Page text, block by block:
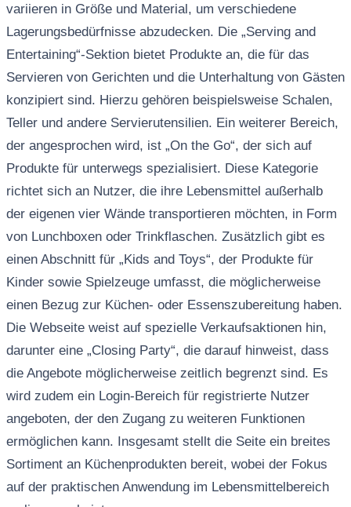
variieren in Größe und Material, um verschiedene
Lagerungsbedürfnisse abzudecken. Die „Serving and
Entertaining“-Sektion bietet Produkte an, die für das
Servieren von Gerichten und die Unterhaltung von Gästen
konzipiert sind. Hierzu gehören beispielsweise Schalen,
Teller und andere Servierutensilien. Ein weiterer Bereich,
der angesprochen wird, ist „On the Go“, der sich auf
Produkte für unterwegs spezialisiert. Diese Kategorie
richtet sich an Nutzer, die ihre Lebensmittel außerhalb
der eigenen vier Wände transportieren möchten, in Form
von Lunchboxen oder Trinkflaschen. Zusätzlich gibt es
einen Abschnitt für „Kids and Toys“, der Produkte für
Kinder sowie Spielzeuge umfasst, die möglicherweise
einen Bezug zur Küchen- oder Essenszubereitung haben.
Die Webseite weist auf spezielle Verkaufsaktionen hin,
darunter eine „Closing Party“, die darauf hinweist, dass
die Angebote möglicherweise zeitlich begrenzt sind. Es
wird zudem ein Login-Bereich für registrierte Nutzer
angeboten, der den Zugang zu weiteren Funktionen
ermöglichen kann. Insgesamt stellt die Seite ein breites
Sortiment an Küchenprodukten bereit, wobei der Fokus
auf der praktischen Anwendung im Lebensmittelbereich